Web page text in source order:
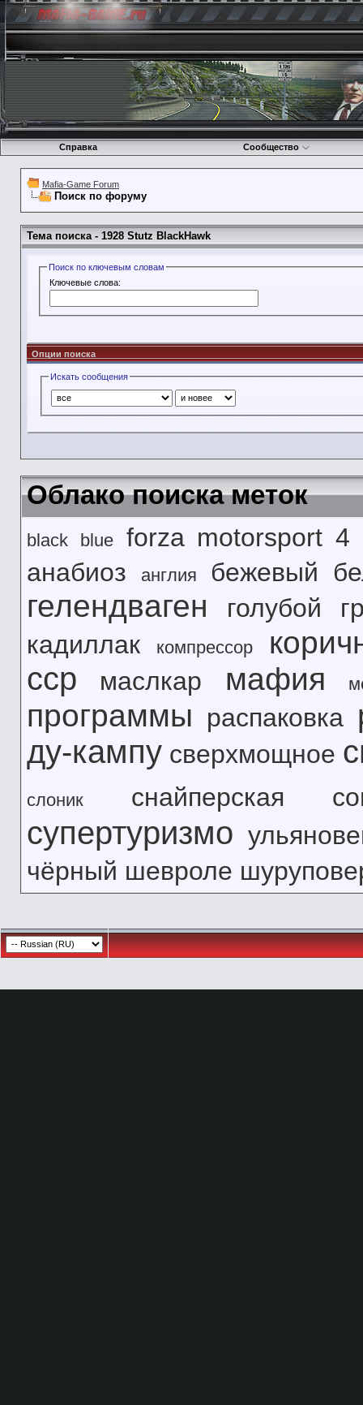
Справка Сообщество
Mafia-Game Forum
Поиск по форуму
Тема поиска - 1928 Stutz BlackHawk
Поиск по ключевым словам
Ключевые слова:
Опции поиска
Искать сообщения
Облако поиска меток
black blue forza motorsport 4
анабиоз
англия бежевый
гелендваген голубой
кадиллак
компрессор
сср маслкар мафия
программы распаковка
ду-кампу сверхмощное
слоник снайперская
супертуризмо
чёрный шевроле